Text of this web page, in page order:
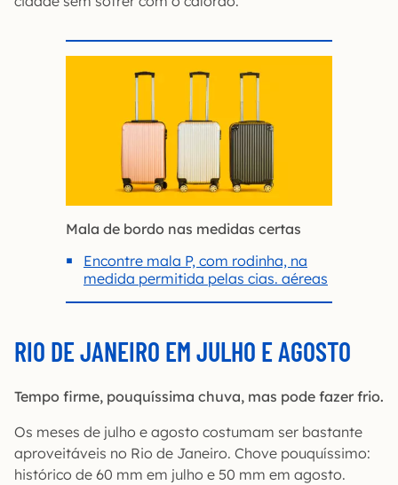
Mala de bordo nas medidas certas
Encontre mala P, com rodinha, na
medida permitida pelas cias. aéreas
RIO DE JANEIRO EM JULHO E AGOSTO
Tempo firme, pouquíssima chuva, mas pode fazer frio.
Os meses de julho e agosto costumam ser bastante
aproveitáveis no Rio de Janeiro. Chove pouquíssimo:
histórico de 60 mm em julho e 50 mm em agosto.